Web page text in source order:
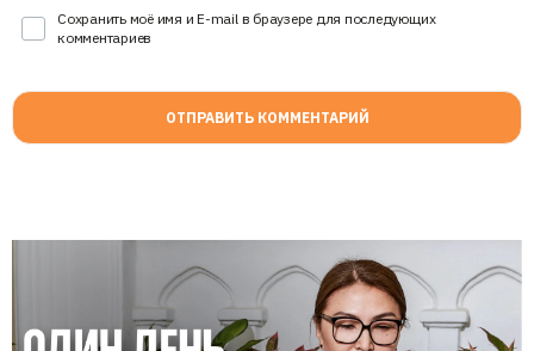
Сохранить моё имя и E-mail в браузере для последующих
комментариев